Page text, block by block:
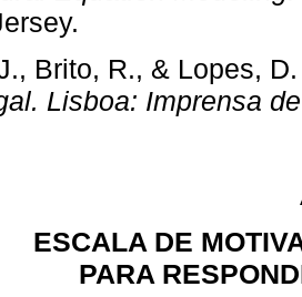
Brito, R., & Lopes,
Lisboa: Imprensa
ESCALA DE
PARA